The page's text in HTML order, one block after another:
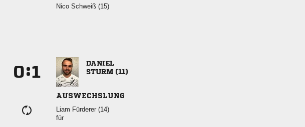
  
:

 
AUSWECHSLUNG
  
für